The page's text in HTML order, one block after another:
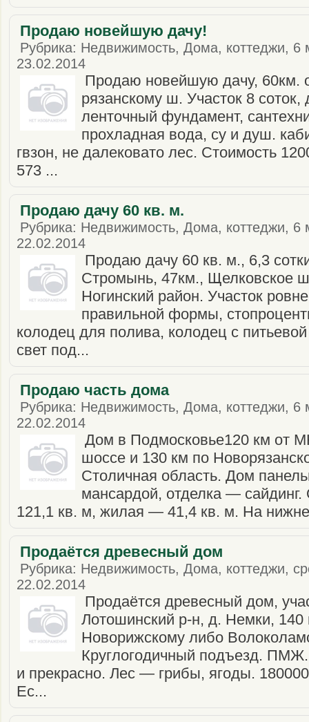
Продаю новейшую дачу!
Рубрика: Недвижимость, Дома, коттеджи, 6
23.02.2014
Продаю новейшую дачу, 60км.
рязанскому ш. Участок 8
ленточный фундамент,
прохладная вода, су и душ.
гвзон, не далековато лес. Стоимость
573 ...
Продаю дачу 60 кв. м.
Рубрика: Недвижимость, Дома, коттеджи, 6
22.02.2014
Продаю дачу 60 кв. м., 6,3
Стромынь, 47км., Щелковское
Ногинский район. Участок
правильной формы,
колодец для полива, колодец с
свет под...
Продаю часть дома
Рубрика: Недвижимость, Дома, коттеджи, 6
22.02.2014
Дом в Подмосковье120 км от
шоссе и 130 км по
Столичная область. Дом
мансардой, отделка —
121,1 кв. м, жилая — 41,4 кв. м. На
Продаётся древесный дом
Рубрика: Недвижимость, Дома, коттеджи,
22.02.2014
Продаётся древесный дом,
Лотошинский р-н, д. Немки,
Новорижскому либо
Круглогодичный подъезд. ПМЖ.
и прекрасно. Лес — грибы, ягоды.
Ес...